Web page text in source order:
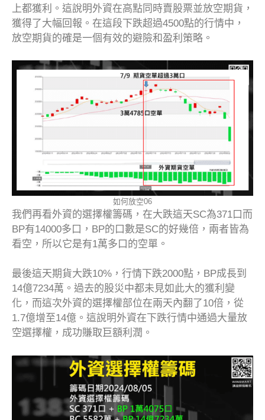
上都獲利。這說明外資在高點同時賣股票並放空期貨，
獲得了大幅回報。在這段下跌超過4500點的行情中，
放空期貨的確是一個有效的避險和盈利策略。
如何放空06
我們再看外資的選擇權籌碼，在大跌這天SC為371口而
BP有14000多口，BP的口數是SC的好幾倍，兩者皆為
看空，所以它是有1萬多口的空單。
最後這天期貨大跌10%，行情下跌2000點，BP成長到
14億7234萬。過去的股災中都未見如此大的獲利變
化，而這次外資的選擇權部位在兩天內翻了10倍，從
1.7億增至14億。這說明外資在下跌行情中通過大量放
空選擇權，成功賺取巨額利潤。